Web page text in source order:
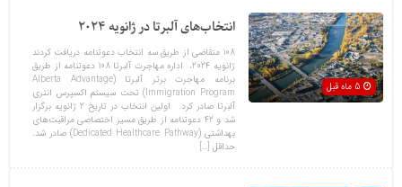
انتخاب‌های آلبرتا در ژانویه 2024
108 متقاضی از طریق سه انتخاب دعوتنامه دریافت کردند
ژانویه 2024، اداره مهاجرت آلبرتا 108 دعوتنامه از طریق
برنامه مهاجرت برتر آلبرتا (Alberta Advantage
Immigration Program) تحت سیستم اکسپرس انتری
آلبرتا صادر کرد. اولین انتخاب در تاریخ 2 ژانویه برگزار
شد و 42 دعوتنامه‌‌ از طریق مسیر اختصاصی مراقبت‌های
بهداشتی (Dedicated Healthcare Pathway) صادر شد.
حداقل […]